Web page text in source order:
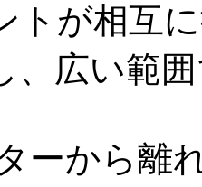
トが相互
、広い範
ーから離